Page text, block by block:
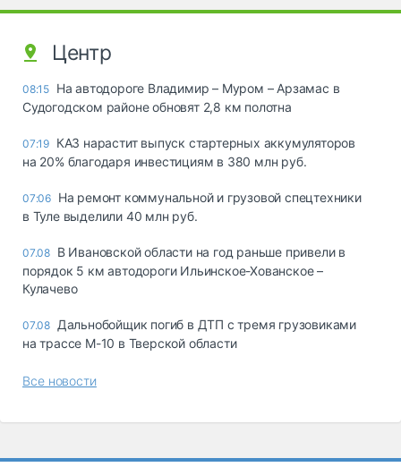
Центр
08:15 На автодороге Владимир – Муром – Арзамас в
Судогодском районе обновят 2,8 км полотна
07:19 КАЗ нарастит выпуск стартерных аккумуляторов
на 20% благодаря инвестициям в 380 млн руб.
07:06 На ремонт коммунальной и грузовой спецтехники
в Туле выделили 40 млн руб.
07.08 В Ивановской области на год раньше привели в
порядок 5 км автодороги Ильинское-Хованское –
Кулачево
07.08 Дальнобойщик погиб в ДТП с тремя грузовиками
на трассе М-10 в Тверской области
Все новости